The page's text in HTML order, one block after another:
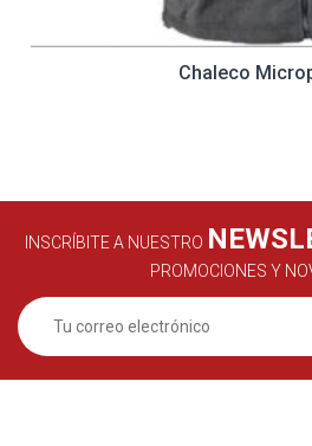
Chaleco
INSCRÍBITE A NUESTRO
PROMOCIONES Y